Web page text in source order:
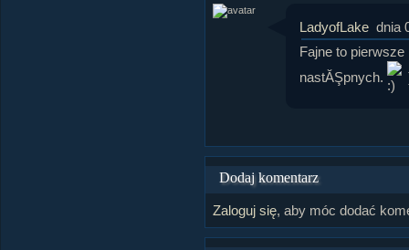
LadyofLake dnia
Fajne to
nastĂŞpnych.
Dodaj komentarz
Zaloguj się, aby móc dodać